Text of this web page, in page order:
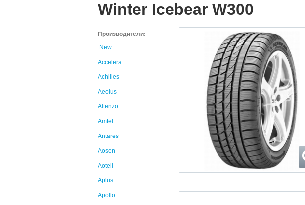
Winter Icebear W300
Производители:
.New
Accelera
Achilles
Aeolus
Altenzo
Amtel
Antares
Aosen
Aoteli
Aplus
Apollo